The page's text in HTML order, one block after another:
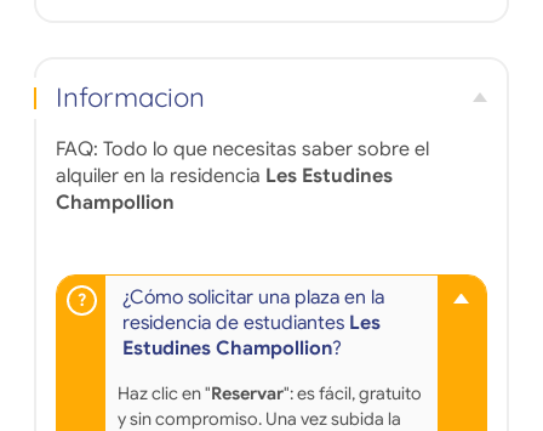
Informacion
FAQ: Todo lo que necesitas saber sobre el
alquiler en la residencia Les Estudines
Champollion
¿Cómo solicitar una plaza en la
residencia de estudiantes Les
Estudines Champollion?
Haz clic en "Reservar": es fácil, gratuito
y sin compromiso. Una vez subida la